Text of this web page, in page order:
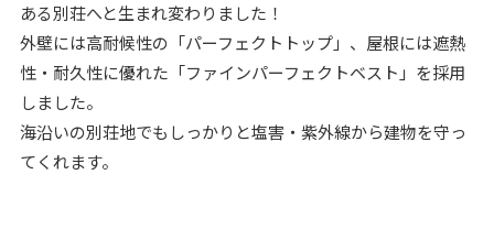
ある別荘へと生まれ変わりました！
外壁には高耐候性の「パーフェクトトップ」、屋根には遮熱
性・耐久性に優れた「ファインパーフェクトベスト」を採用
しました。
海沿いの別荘地でもしっかりと塩害・紫外線から建物を守っ
てくれます。